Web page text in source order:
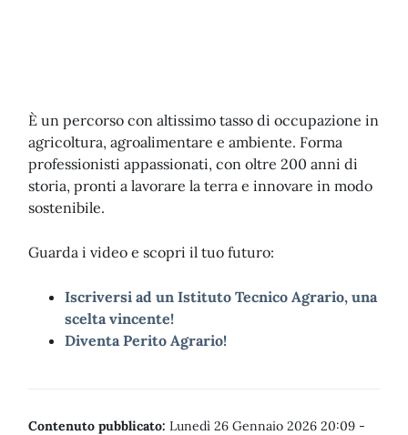
È un percorso con altissimo tasso di occupazione in
agricoltura, agroalimentare e ambiente. Forma
professionisti appassionati, con oltre 200 anni di
storia, pronti a lavorare la terra e innovare in modo
sostenibile.​
Guarda i video e scopri il tuo futuro:
Iscriversi ad un Istituto Tecnico Agrario, una
scelta vincente!
Diventa Perito Agrario!
Contenuto pubblicato: Lunedì 26 Gennaio 2026 20:09 -